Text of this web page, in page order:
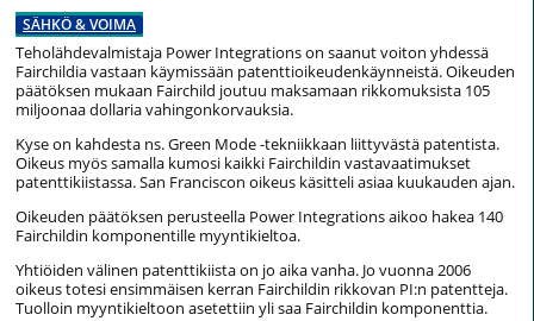
SÄHKÖ & VOIMA
Teholähdevalmistaja Power Integrations on saanut voiton yhdessä
Fairchildia vastaan käymissään patenttioikeudenkäynneistä. Oikeuden
päätöksen mukaan Fairchild joutuu maksamaan rikkomuksista 105
miljoonaa dollaria vahingonkorvauksia.
Kyse on kahdesta ns. Green Mode -tekniikkaan liittyvästä patentista.
Oikeus myös samalla kumosi kaikki Fairchildin vastavaatimukset
patenttikiistassa. San Franciscon oikeus käsitteli asiaa kuukauden ajan.
Oikeuden päätöksen perusteella Power Integrations aikoo hakea 140
Fairchildin komponentille myyntikieltoa.
Yhtiöiden välinen patenttikiista on jo aika vanha. Jo vuonna 2006
oikeus totesi ensimmäisen kerran Fairchildin rikkovan PI:n patentteja.
Tuolloin myyntikieltoon asetettiin yli saa Fairchildin komponenttia.